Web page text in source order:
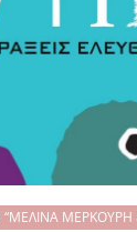
ΜΕΡΚΟΥΡΗ